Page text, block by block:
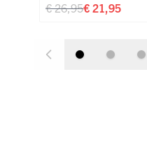
€ 21,95
€ 26,95